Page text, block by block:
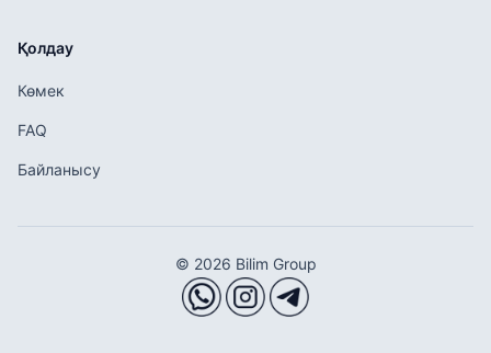
Қолдау
Көмек
FAQ
Байланысу
© 2026 Bilim Group